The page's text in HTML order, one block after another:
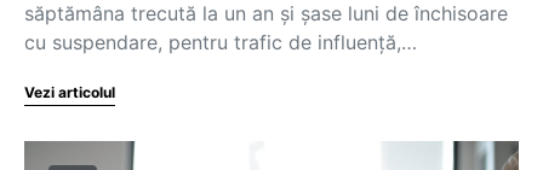
săptămâna trecută la un an și șase luni de închisoare
cu suspendare, pentru trafic de influență,…
Vezi articolul